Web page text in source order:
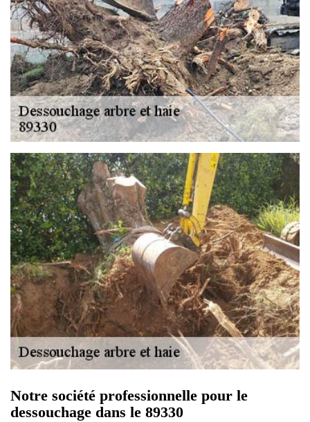
Notre société professionnelle pour le
dessouchage dans le 89330